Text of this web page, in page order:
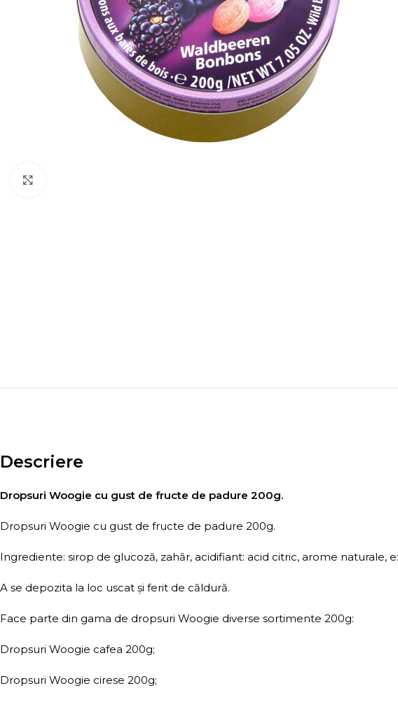
Descriere
Dropsuri Woogie cu gust de fructe de padure 200g.
Dropsuri Woogie cu gust de fructe de padure 200g.
Ingrediente: sirop de glucoză, zahăr, acidifiant: acid citric, arome
A se depozita la loc uscat şi ferit de căldură.
Face parte din gama de dropsuri Woogie diverse sortimente 200g:
Dropsuri Woogie cafea 200g;
Dropsuri Woogie cirese 200g;